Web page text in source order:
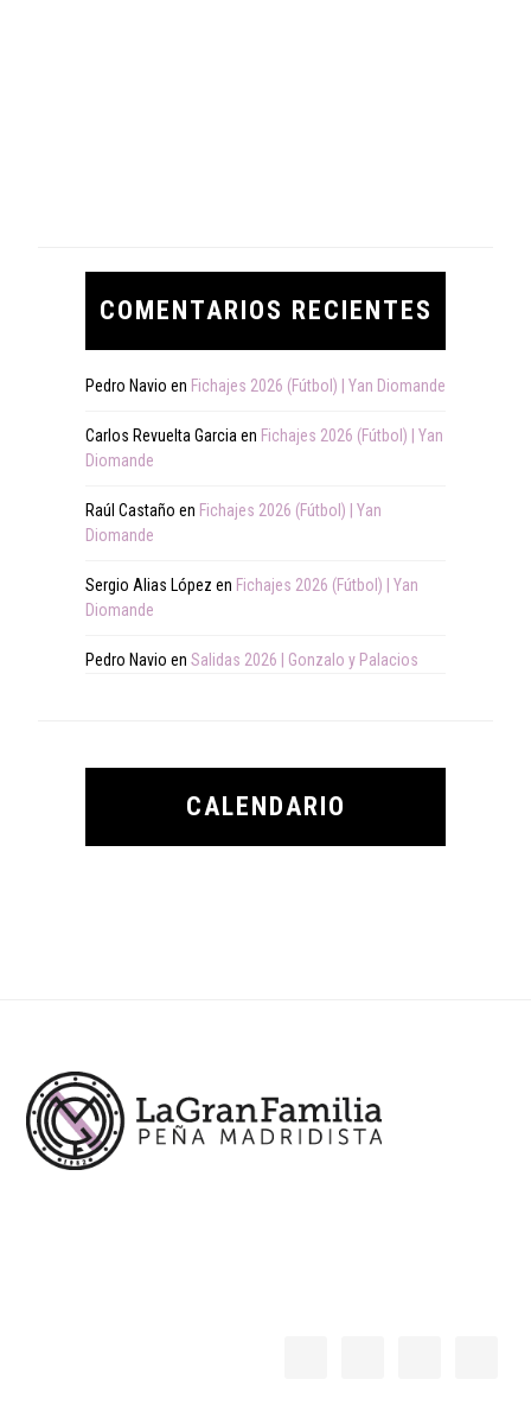
COMENTARIOS RECIENTES
Pedro Navio en Fichajes 2026 (Fútbol) | Yan Diomande
Carlos Revuelta Garcia en Fichajes 2026 (Fútbol) | Yan
Diomande
Raúl Castaño en Fichajes 2026 (Fútbol) | Yan
Diomande
Sergio Alias López en Fichajes 2026 (Fútbol) | Yan
Diomande
Pedro Navio en Salidas 2026 | Gonzalo y Palacios
CALENDARIO